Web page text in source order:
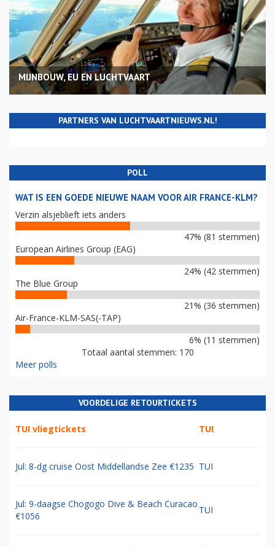
MIJNBOUW, EU EN LUCHTVAART
PARTNERS VAN LUCHTVAARTNIEUWS.NL!
POLL
WAT IS EEN GOEDE NIEUWE NAAM VOOR AIR FRANCE-KLM?
Verzin alsjeblieft iets anders
47% (81 stemmen)
European Airlines Group (EAG)
24% (42 stemmen)
The Blue Group
21% (36 stemmen)
Air-France-KLM-SAS(-TAP)
6% (11 stemmen)
Totaal aantal stemmen: 170
Meer polls
VOORDELIGE RETOURTICKETS
TUI vliegtickets TUI
Jul: 8-dg cruise Oost Middellandse Zee €1235 TUI
Jul: 9-daagse Chogogo Dive & Beach Curacao
€1056
TUI